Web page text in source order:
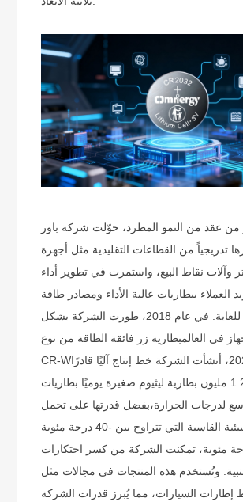
من عقد من النمو المطرد، حوّلت شركة باور
تدريجياً من القطاعات التقليدية مثل أجهزة
وآلات نقاط البيع، واستمرت في تطوير أداء
العملاء ببطاريات عالية الأداء ومصادر طاقة
متوافقة للغاية. في عام 2018، طورت الشركة بشكل
في العالمبطارية زر فائقة الطاقة من نوع
في عام 2021، أنشأت الشركة خط إنتاج آليًا قادرًا
بطاريات
لدرجات الحرارة،بفضل قدرتها على تحمل
الظروف البيئية القاسية التي تتراوح بين -40 درجة مئوية
درجة مئوية، تمكنت الشركة من كسر احتكارات
وتُستخدم هذه المنتجات في مجالات مثل
إطارات السيارات، مما يُبرز قدرات الشركة